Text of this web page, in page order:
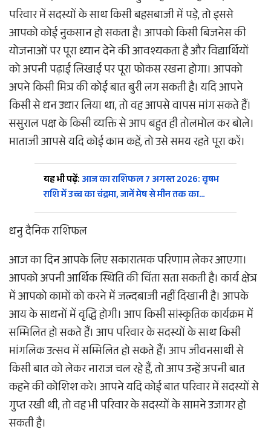
परिवार में सदस्यों के साथ किसी बहसबाजी में पड़े, तो इससे
आपको कोई नुकसान हो सकता है। आपको किसी बिजनेस की
योजनाओं पर पूरा ध्यान देने की आवश्यकता है और विद्यार्थियों
को अपनी पढ़ाई लिखाई पर पूरा फोकस रखना होगा। आपको
अपने किसी मित्र की कोई बात बुरी लग सकती है। यदि आपने
किसी से धन उधार लिया था, तो वह आपसे वापस मांग सकते हैं।
ससुराल पक्ष के किसी व्यक्ति से आप बहुत ही तोलमोल कर बोले।
माताजी आपसे यदि कोई काम कहें, तो उसे समय रहते पूरा करें।
यह भी पढ़ें: आज का राशिफल 7 अगस्त 2026: वृषभ
राशि में उच्च का चंद्रमा, जानें मेष से मीन तक का…
धनु दैनिक राशिफल
आज का दिन आपके लिए सकारात्मक परिणाम लेकर आएगा।
आपको अपनी आर्थिक स्थिति की चिंता सता सकती है। कार्य क्षेत्र
में आपको कामों को करने में जल्दबाजी नहीं दिखानी है। आपके
आय के साधनों में वृद्धि होगी। आप किसी सांस्कृतिक कार्यक्रम में
सम्मिलित हो सकते हैं। आप परिवार के सदस्यों के साथ किसी
मांगलिक उत्सव में सम्मिलित हो सकते हैं। आप जीवनसाथी से
किसी बात को लेकर नाराज चल रहे हैं, तो आप उन्हें अपनी बात
कहने की कोशिश करे। आपने यदि कोई बात परिवार में सदस्यों से
गुप्त रखी थी, तो वह भी परिवार के सदस्यों के सामने उजागर हो
सकती है।